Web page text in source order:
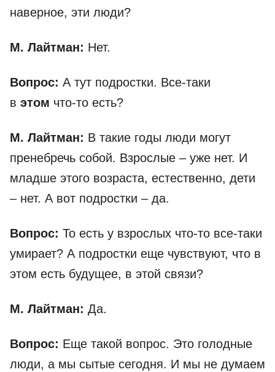
наверное, эти люди?
М. Лайтман: Нет.
Вопрос: А тут подростки. Все-таки
в этом что-то есть?
М. Лайтман: В такие годы люди могут
пренебречь собой. Взрослые – уже нет. И
младше этого возраста, естественно, дети
– нет. А вот подростки – да.
Вопрос: То есть у взрослых что-то все-таки
умирает? А подростки еще чувствуют, что в
этом есть будущее, в этой связи?
М. Лайтман: Да.
Вопрос: Еще такой вопрос. Это голодные
люди, а мы сытые сегодня. И мы не думаем